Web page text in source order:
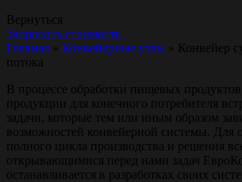
Вернуться
Запросить стоимость
Главная » Конвейерные узлы » Конвейер
потока
В процессе обработки пищевых
продукции для конечного потребителя
задачи, которые тем или иным образом
возможностей конвейерной системы. Для
полного цикла производства и решения
открывающимися перед нами задач
останавливается в разработках своих